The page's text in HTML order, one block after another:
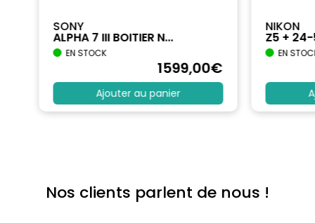
SONY
ALPHA 7 III BOITIER N...
EN STOCK
1599,00€
Ajouter au panier
NIKON
Z5 +
EN
Nos clients parlent de nous !